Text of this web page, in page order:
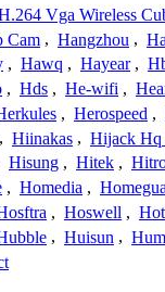
Vga Wireless
Cam , Hangzhou ,
, Hawq , Hayear ,
, Hds , He-wifi ,
, Herospeed ,
, Hiinakas , Hijack
Hisung , Hitek ,
, Homedia ,
, Hoswell ,
, Huisun ,